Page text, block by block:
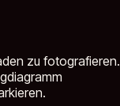
zu fotografieren.